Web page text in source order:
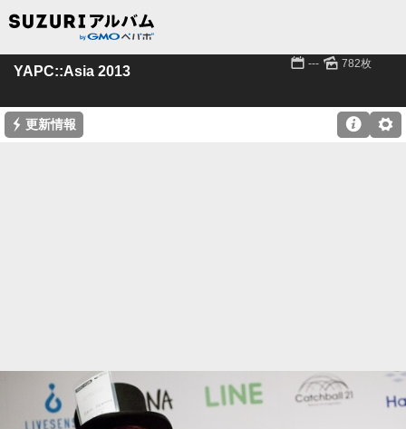
YAPC::Asia 2013 📅 --- 🌄 782枚
⚡ 更新情報 ⚙
